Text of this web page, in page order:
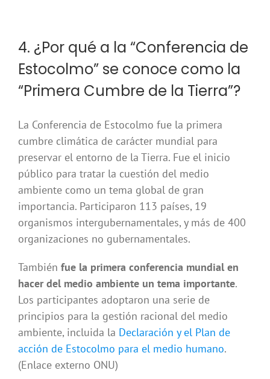
4. ¿Por qué a la “Conferencia de
Estocolmo” se conoce como la
“Primera Cumbre de la Tierra”?
La Conferencia de Estocolmo fue la primera
cumbre climática de carácter mundial para
preservar el entorno de la Tierra. Fue el inicio
público para tratar la cuestión del medio
ambiente como un tema global de gran
importancia. Participaron 113 países, 19
organismos intergubernamentales, y más de 400
organizaciones no gubernamentales.
También fue la primera conferencia mundial en
hacer del medio ambiente un tema importante.
Los participantes adoptaron una serie de
principios para la gestión racional del medio
ambiente, incluida la Declaración y el Plan de
acción de Estocolmo para el medio humano.
(Enlace externo ONU)